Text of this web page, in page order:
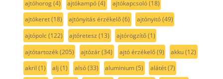
ajtóhorog(4) ajtókampó(4) ajtókapcsoló(18)
ajtókeret(18) ajtónyitás érzékelő(6) ajtónyitó(49)
ajtópolc(122) ajtóretesz (13) ajtórögzítő(1)
ajtótartozék(205) ajtózár(34) ajtó érzékelő(9) akku(12)
akril (1) alj (1) alsó(33) aluminium(5) alátét(7)